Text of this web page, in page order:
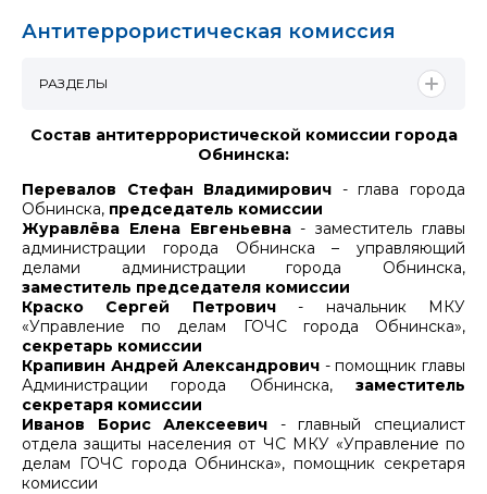
Антитеррористическая комиссия
Состав антитеррористической комиссии города
Обнинска:
Перевалов Стефан Владимирович - глава города
Обнинска, председатель комиссии
Журавлёва Елена Евгеньевна- заместитель главы
администрации города Обнинска – управляющий
делами администрации города Обнинска,
заместитель председателя комиссии
Краско Сергей Петрович- начальник МКУ
«Управление по делам ГОЧС города Обнинска»,
секретарь комиссии
Крапивин Андрей Александрович - помощник главы
Администрации города Обнинска, заместитель
секретаря комиссии
Иванов Борис Алексеевич - главный специалист
отдела защиты населения от ЧС МКУ «Управление по
делам ГОЧС города Обнинска», помощник секретаря
комиссии
РАЗДЕЛЫ